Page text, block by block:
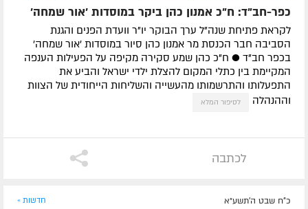
כפר-חב"ד: ח"כ אמנון כהן ביקר במוסדות 'אור שמחה'
לקראת פתיחת שנה"ל ערך הבוקר יו"ר וועדת הפנים והגנת
הסביבה חבר הכנסת מר אמנון כהן סיור במוסדות 'אור שמחה'
בכפר חב"ד ● ח"כ כהן שמע סקירה מקיפה על הפעילות הענפה
המקיימת בין כתלי המקום להצלת ילדי ישראל והביע את
התפעלותו והתרשמותו מהעשייה והשליחות הייחודית של הצוות
וההנהלה
לסיפור המלא
לכתבה
כ"ח שבט ה׳תשע״א חדשות »